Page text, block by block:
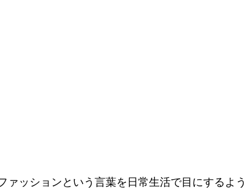
ァッションという言葉を日常生活で目にするよ